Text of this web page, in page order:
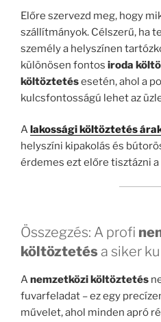
Előre szervezd meg, hogy
szállítmányok. Célszerű, ha
személy a helyszínen
különösen fontos iroda
költöztetésesetén, ahol a
kulcsfontosságú lehet az
A lakossági költöztetés
helyszíni kipakolás és
érdemes ezt előre tisztázni
Összegzés: A profi
költöztetés a siker
Anemzetközi költöztetés
fuvarfeladat – ez egy
művelet, ahol minden apró